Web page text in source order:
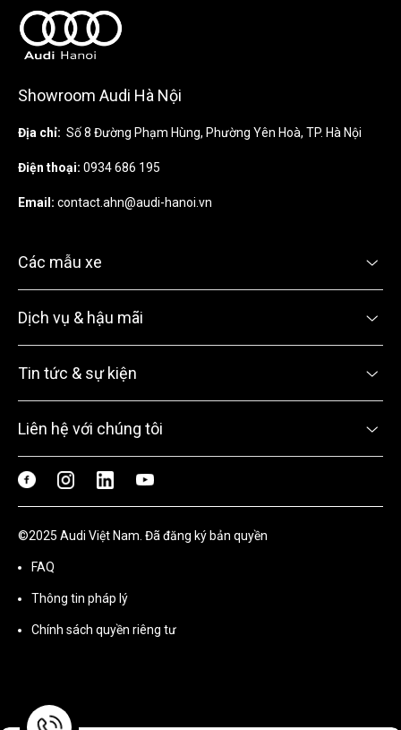
Showroom Audi Hà Nội
Địa chỉ: Số 8 Đường Phạm Hùng, Phường Yên Hoà, TP. Hà Nội
Điện thoại: 0934 686 195
Email: contact.ahn@audi-hanoi.vn
Các mẫu xe
Dịch vụ & hậu mãi
Tin tức & sự kiện
Liên hệ với chúng tôi
©2025 Audi Việt Nam. Đã đăng ký bản quyền
FAQ
Thông tin pháp lý
Chính sách quyền riêng tư